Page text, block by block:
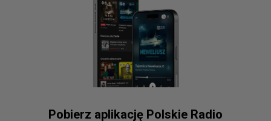
Pobierz aplikację Polskie Radio